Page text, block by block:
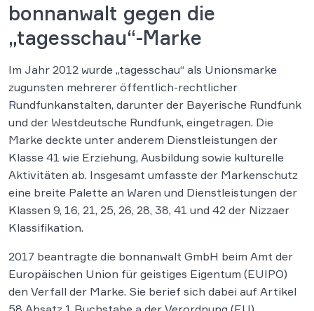
bonnanwalt gegen die
„tagesschau“-Marke
Im Jahr 2012 wurde „tagesschau“ als Unionsmarke
zugunsten mehrerer öffentlich-rechtlicher
Rundfunkanstalten, darunter der Bayerische Rundfunk
und der Westdeutsche Rundfunk, eingetragen. Die
Marke deckte unter anderem Dienstleistungen der
Klasse 41 wie Erziehung, Ausbildung sowie kulturelle
Aktivitäten ab. Insgesamt umfasste der Markenschutz
eine breite Palette an Waren und Dienstleistungen der
Klassen 9, 16, 21, 25, 26, 28, 38, 41 und 42 der Nizzaer
Klassifikation.
2017 beantragte die bonnanwalt GmbH beim Amt der
Europäischen Union für geistiges Eigentum (EUIPO)
den Verfall der Marke. Sie berief sich dabei auf Artikel